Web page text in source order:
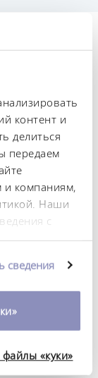
контент и
делиться
передаем
и компаниям,
Наши
с
также
можете
в любое
об этом вы
сведения
«куки»
среды